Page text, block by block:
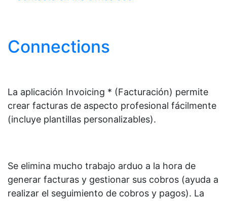
Connections
La aplicación Invoicing * (Facturación) permite
crear facturas de aspecto profesional fácilmente
(incluye plantillas personalizables).
Se elimina mucho trabajo arduo a la hora de
generar facturas y gestionar sus cobros (ayuda a
realizar el seguimiento de cobros y pagos). La